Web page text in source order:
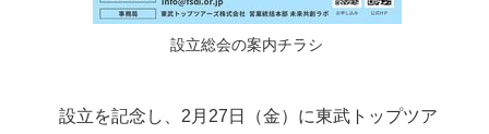
設立総会の案内チラシ
設立を記念し、2月27日（金）に東武トップツア